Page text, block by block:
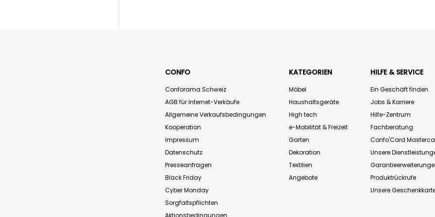
CONFO
Conforama Schweiz
AGB für Internet-Verkäufe
Allgemeine Verkaufsbedingungen
Kooperation
Impressum
Datenschutz
Presseanfragen
Black Friday
Cyber Monday
Sorgfaltspflichten
KATEGORIEN
Möbel
Haushaltsgeräte
High tech
e-Mobilität & Freizeit
Garten
Dekoration
Textilien
Angebote
HILFE & SERVICE
Ein Geschäft finden
Jobs & Karriere
Hilfe-Zentrum
Fachberatung
Confo'Card
Unsere
Produktrückrufe
Unsere